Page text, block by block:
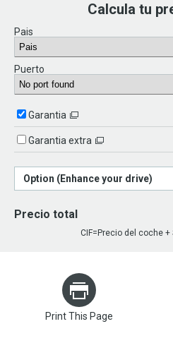
Calcula tu
Pais
Puerto
Garantia
Garantia extra
Option (Enhance your drive)
Precio total
CIF=Precio del coche +
Print This Page